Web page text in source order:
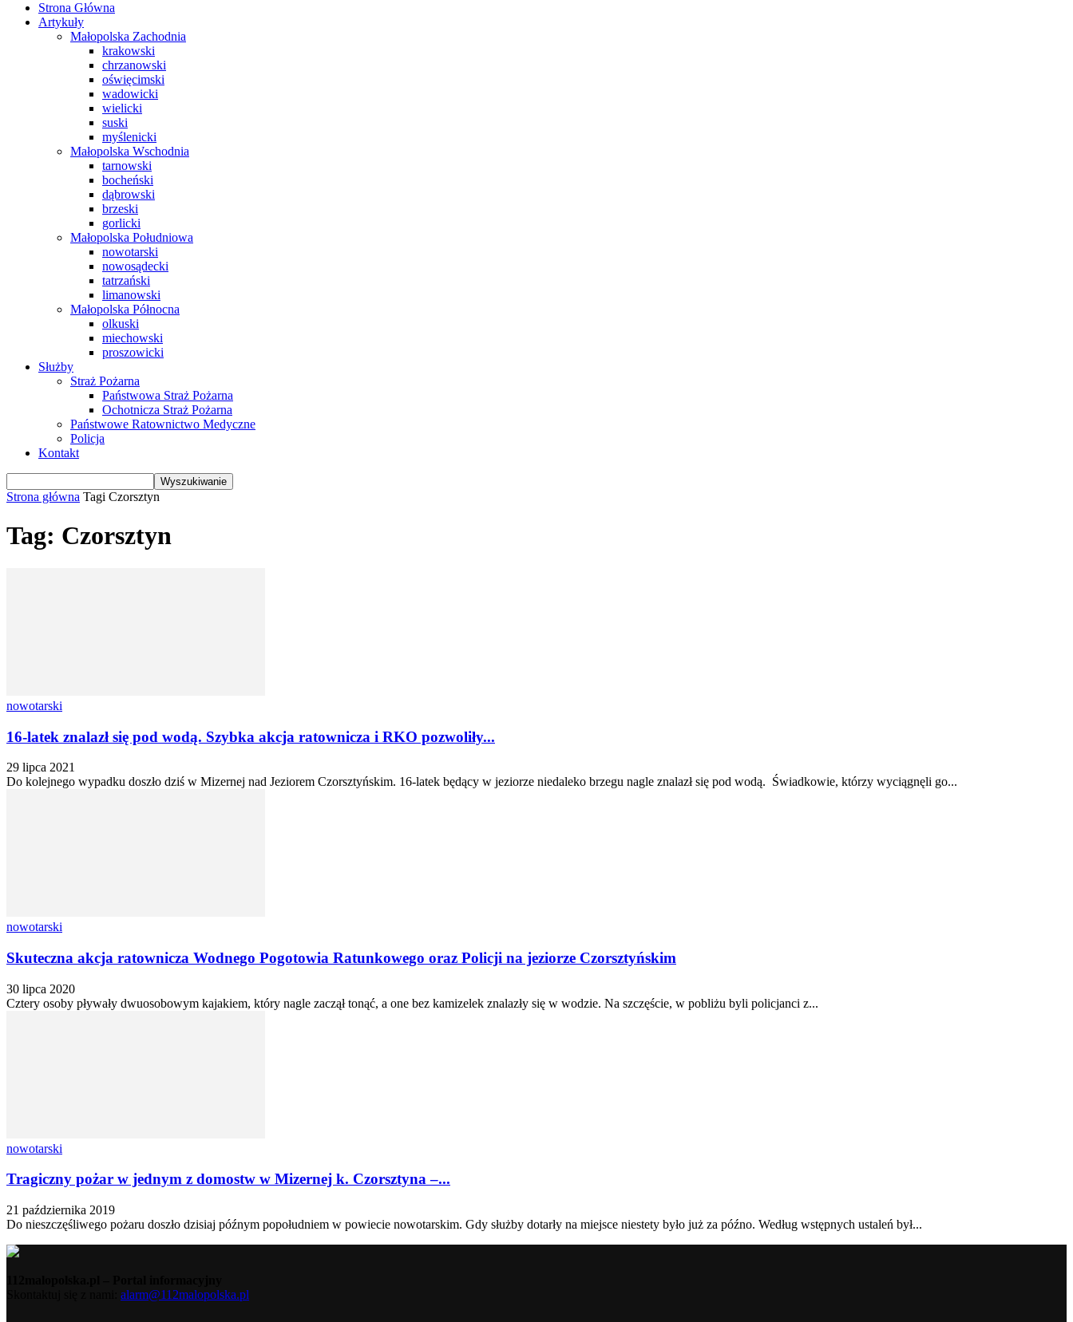
Strona Główna
Artykuły
Małopolska Zachodnia
krakowski
chrzanowski
oświęcimski
wadowicki
wielicki
suski
myślenicki
Małopolska Wschodnia
tarnowski
bocheński
dąbrowski
brzeski
gorlicki
Małopolska Południowa
nowotarski
nowosądecki
tatrzański
limanowski
Małopolska Północna
olkuski
miechowski
proszowicki
Służby
Straż Pożarna
Państwowa Straż Pożarna
Ochotnicza Straż Pożarna
Państwowe Ratownictwo Medyczne
Policja
Kontakt
Strona główna Tagi Czorsztyn
Tag: Czorsztyn
nowotarski
16-latek znalazł się pod wodą. Szybka akcja ratownicza i RKO pozwoliły...
29 lipca 2021
Do kolejnego wypadku doszło dziś w Mizernej nad Jeziorem Czorsztyńskim. 16-latek będący w jeziorze niedaleko brzegu nagle znalazł się pod wodą. Świadkowie, którzy wyciągnęli go...
nowotarski
Skuteczna akcja ratownicza Wodnego Pogotowia Ratunkowego oraz Policji na jeziorze Czorsztyńskim
30 lipca 2020
Cztery osoby pływały dwuosobowym kajakiem, który nagle zaczął tonąć, a one bez kamizelek znalazły się w wodzie. Na szczęście, w pobliżu byli policjanci z...
nowotarski
Tragiczny pożar w jednym z domostw w Mizernej k. Czorsztyna –...
21 października 2019
Do nieszczęśliwego pożaru doszło dzisiaj późnym popołudniem w powiecie nowotarskim. Gdy służby dotarły na miejsce niestety było już za późno. Według wstępnych ustaleń był...
alarm@112malopolska.pl